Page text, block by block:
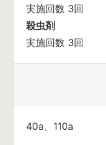
実施回数 3回
殺虫剤
実施回数 3回
40a、110a